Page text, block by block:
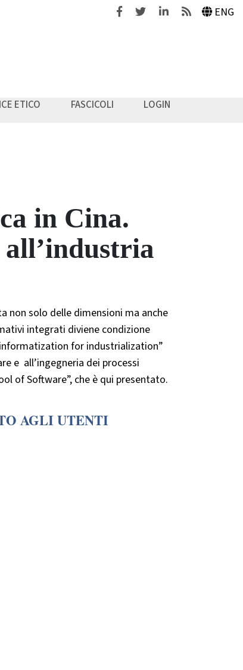
FacebookTwitterLinkedinFeeds ENG
ETICO FASCICOLI
LOGIN
in Cina.
non solo delle dimensioni ma anche
integrati diviene condizione
for industrialization”
e all’ingegneria dei processi
of Software”, che è qui presentato.
AGLI UTENTI